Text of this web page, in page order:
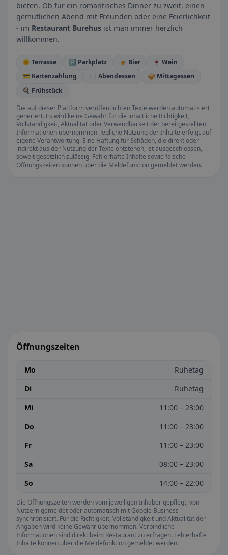
bieten. Ob für ein romantisches Dinner zu zweit, einen
gemütlichen Abend mit Freunden oder eine Feierlichkeit
- im Restaurant Burehus ist man immer herzlich
willkommen.
🌞 Terrasse 🅿️ Parkplatz 🍺 Bier
🍷 Wein
💳 Kartenzahlung
🍽️ Abendessen
🥪 Mittagessen
🍳 Frühstück
Die auf dieser Plattform veröffentlichten Texte werden automatisiert
generiert. Es wird keine Gewähr für die inhaltliche Richtigkeit,
Vollständigkeit, Aktualität oder Verwendbarkeit der bereitgestellten
Informationen übernommen. Jegliche Nutzung der Inhalte erfolgt auf
eigene Verantwortung. Eine Haftung für Schäden, die direkt oder
indirekt aus der Nutzung der Texte entstehen, ist ausgeschlossen,
soweit gesetzlich zulässig. Fehlerhafte Inhalte sowie falsche
Öffnungszeiten können über die Meldefunktion gemeldet werden.
Öffnungszeiten
Mo
Ruhetag
Di
Ruhetag
Mi
11:00 – 23:00
Do
11:00 – 23:00
Fr
11:00 – 23:00
Sa
08:00 – 23:00
So
14:00 – 22:00
Die Öffnungszeiten werden vom jeweiligen Inhaber gepflegt, von
Nutzern gemeldet oder automatisch mit Google Business
synchronisiert. Für die Richtigkeit, Vollständigkeit und Aktualität der
Angaben wird keine Gewähr übernommen. Verbindliche
Informationen sind direkt beim Restaurant zu erfragen. Fehlerhafte
Inhalte können über die Meldefunktion gemeldet werden.